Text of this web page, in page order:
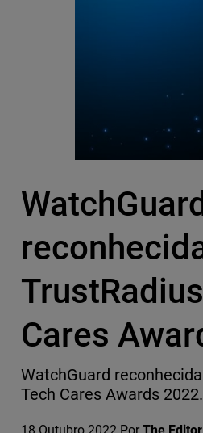
WatchGuard
Cares
WatchGuard
Tech Cares Awards 2022.